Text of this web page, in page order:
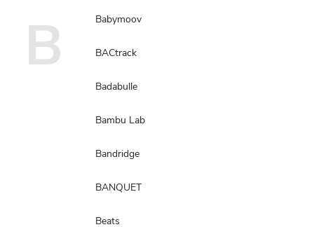
B Babymoov
BACtrack
Badabulle
Bambu Lab
Bandridge
BANQUET
Beats